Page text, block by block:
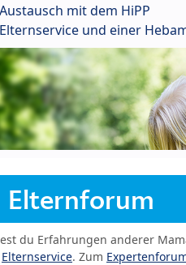
Austausch mit dem HiPP
Elternservice und einer
Elternforum
du Erfahrungen anderer
Elternservice. Zum